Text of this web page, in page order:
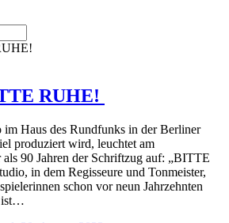
RUHE!
Haus des Rundfunks in der Berliner
produziert wird, leuchtet am
als 90 Jahren der Schriftzug auf: „BITTE
in dem Regisseure und Tonmeister,
schon vor neun Jahrzehnten
ist…